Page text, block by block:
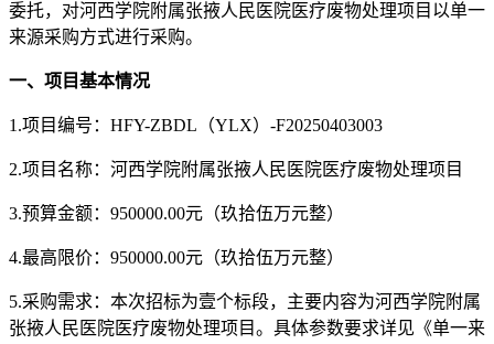
委托，对河西学院附属张掖人民医院医疗废物处理项目 以单一
来源采购方式进行采购。
一、项目基本情况
1.项目编号： HFY-ZBDL （YLX）-F20250403003
2.项目名称： 河西学院附属张掖人民医院医疗废物处理项目
3.预算金额： 950000.00元 （玖拾伍万元整）
4.最高限价： 950000.00元 （玖拾伍万元整）
5.采购需求：本次招标为壹个标段， 主要内容为河西学院附属
张掖人民医院医疗废物处理项目。 具体参数要求详见《单一来